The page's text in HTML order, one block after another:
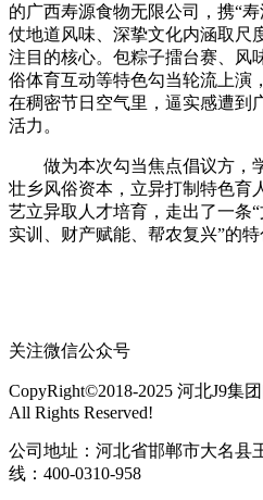
的广西寿源食物无限公司，携“
仗地道风味、深挚文化内涵取尺
注目的核心。包粽子擂台赛、风
俗体育互动等特色勾当轮流上演
在稠密节日空气里，逼实感遭到
活力。
做为本次勾当焦点倡议方，学
壮乡风俗资本，立异打制特色育
艺立异取人才培育，走出了一条
实训、财产赋能、帮农复兴”的特
关注微信公众号
CopyRight©2018-2025 河北J9集
All Rights Reserved!
公司地址：河北省邯郸市大名县
线：400-0310-958